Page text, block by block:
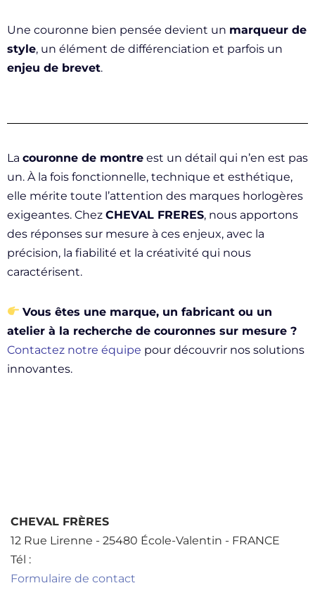
Une couronne bien pensée devient un marqueur de
style, un élément de différenciation et parfois un
enjeu de brevet.
La couronne de montre est un détail qui n’en est pas
un. À la fois fonctionnelle, technique et esthétique,
elle mérite toute l’attention des marques horlogères
exigeantes. Chez CHEVAL FRERES, nous apportons
des réponses sur mesure à ces enjeux, avec la
précision, la fiabilité et la créativité qui nous
caractérisent.
Vous êtes une marque, un fabricant ou un
atelier à la recherche de couronnes sur mesure ?
Contactez notre équipe pour découvrir nos solutions
innovantes.
CHEVAL FRÈRES
12 Rue Lirenne - 25480 École-Valentin - FRANCE
Tél :
Formulaire de contact